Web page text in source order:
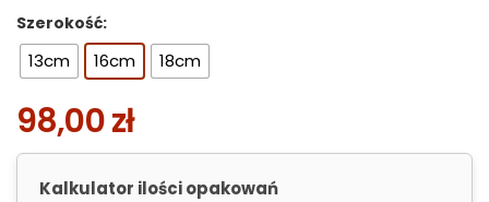
Szerokość:
13cm 16cm 18cm
98,00zł
Kalkulator ilości opakowań